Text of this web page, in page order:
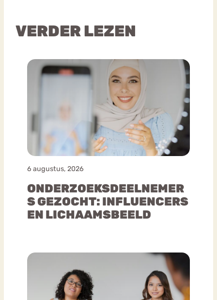
VERDER LEZEN
6 augustus, 2026
ONDERZOEKSDEELNEMER
S GEZOCHT: INFLUENCERS
EN LICHAAMSBEELD